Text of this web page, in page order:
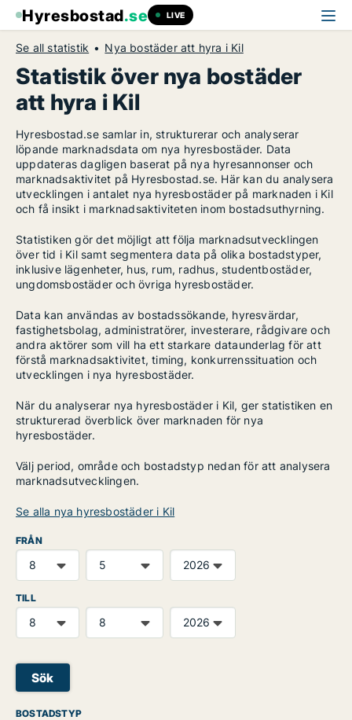
Hyresbostad.se LIVE
Se all statistik Nya bostäder att hyra i Kil
Statistik över nya bostäder
att hyra i Kil
Hyresbostad.se samlar in, strukturerar och analyserar
löpande marknadsdata om nya hyresbostäder. Data
uppdateras dagligen baserat på nya hyresannonser och
marknadsaktivitet på Hyresbostad.se. Här kan du analysera
utvecklingen i antalet nya hyresbostäder på marknaden i Kil
och få insikt i marknadsaktiviteten inom bostadsuthyrning.
Statistiken gör det möjligt att följa marknadsutvecklingen
över tid i Kil samt segmentera data på olika bostadstyper,
inklusive lägenheter, hus, rum, radhus, studentbostäder,
ungdomsbostäder och övriga hyresbostäder.
Data kan användas av bostadssökande, hyresvärdar,
fastighetsbolag, administratörer, investerare, rådgivare och
andra aktörer som vill ha ett starkare dataunderlag för att
förstå marknadsaktivitet, timing, konkurrenssituation och
utvecklingen i nya hyresbostäder.
När du analyserar nya hyresbostäder i Kil, ger statistiken en
strukturerad överblick över marknaden för nya
hyresbostäder.
Välj period, område och bostadstyp nedan för att analysera
marknadsutvecklingen.
Se alla nya hyresbostäder i Kil
FRÅN
TILL
Sök
BOSTADSTYP